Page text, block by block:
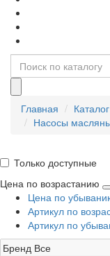
Главная Каталог
Насосы
Только доступные
Цена по возрастанию
Цена по
Артикул по
Артикул по